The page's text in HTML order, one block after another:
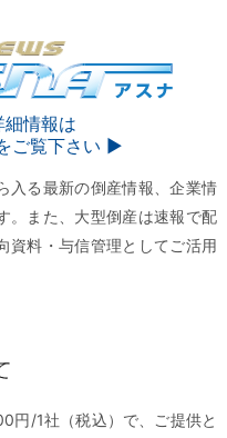
細情報は
ご覧下さい ▶︎
入る最新の倒産情報、企業情
。また、大型倒産は速報で配
資料・与信管理としてご活用
円/1社（税込）で、ご提供と